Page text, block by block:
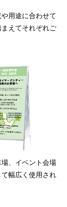
用途に合わせて
えてそれぞれご
、イベント会場
幅広く使用され